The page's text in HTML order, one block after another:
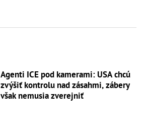
Agenti ICE pod kamerami: USA chcú
zvýšiť kontrolu nad zásahmi, zábery
však nemusia zverejniť